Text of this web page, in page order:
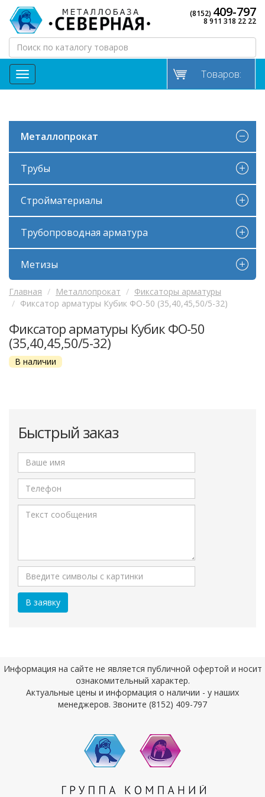
(8152) 409-797
8 911 318 22 22
МЕНЮ Товаров:
Металлопрокат
Трубы
Стройматериалы
Трубопроводная арматура
Метизы
Главная Металлопрокат
Фиксаторы арматуры
Фиксатор арматуры Кубик ФО-50 (35,40,45,50/5-32)
Фиксатор арматуры Кубик ФО-50
(35,40,45,50/5-32)
В наличии
Быстрый заказ
Информация на сайте не является публичной офертой и носит
ознакомительный характер.
Актуальные цены и информация о наличии - у наших
менеджеров. Звоните (8152) 409-797